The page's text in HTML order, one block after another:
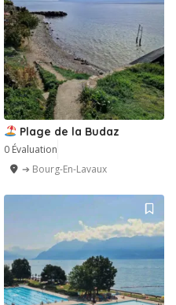
Plage de la Budaz
0 Évaluation
➔ Bourg-En-Lavaux